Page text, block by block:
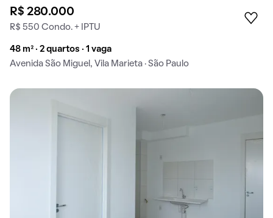
R$ 280.000
R$ 550 Condo. + IPTU
48 m² · 2 quartos · 1 vaga
Avenida São Miguel, Vila Marieta · São Paulo